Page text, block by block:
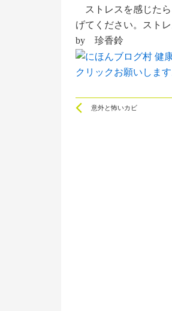
ストレスを感じたら
げてください。スト
by 珍香鈴
クリックお願いします
Prev
意外と怖いカビ